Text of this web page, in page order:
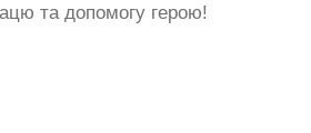
та допомогу герою!